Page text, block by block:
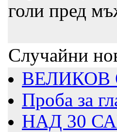
голи пред
Случайни
ВЕЛИКОВ
Проба за
НАД 30